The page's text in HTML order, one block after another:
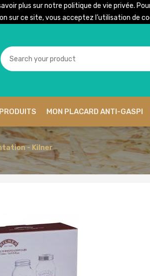
plus sur notre politique de vie privée.
sur ce site, vous acceptez l’utilisation de
MON PLACARD ANTI-GASPI
- Kilner